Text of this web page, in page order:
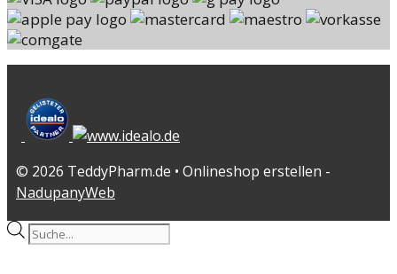
© 2026 TeddyPharm.de • Onlineshop erstellen -
NadupanyWeb
Products